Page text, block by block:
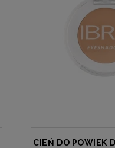
CIEŃ DO POWIEK